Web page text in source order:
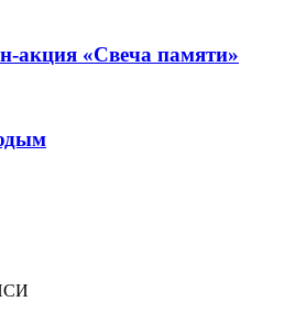
акция «Свеча памяти»